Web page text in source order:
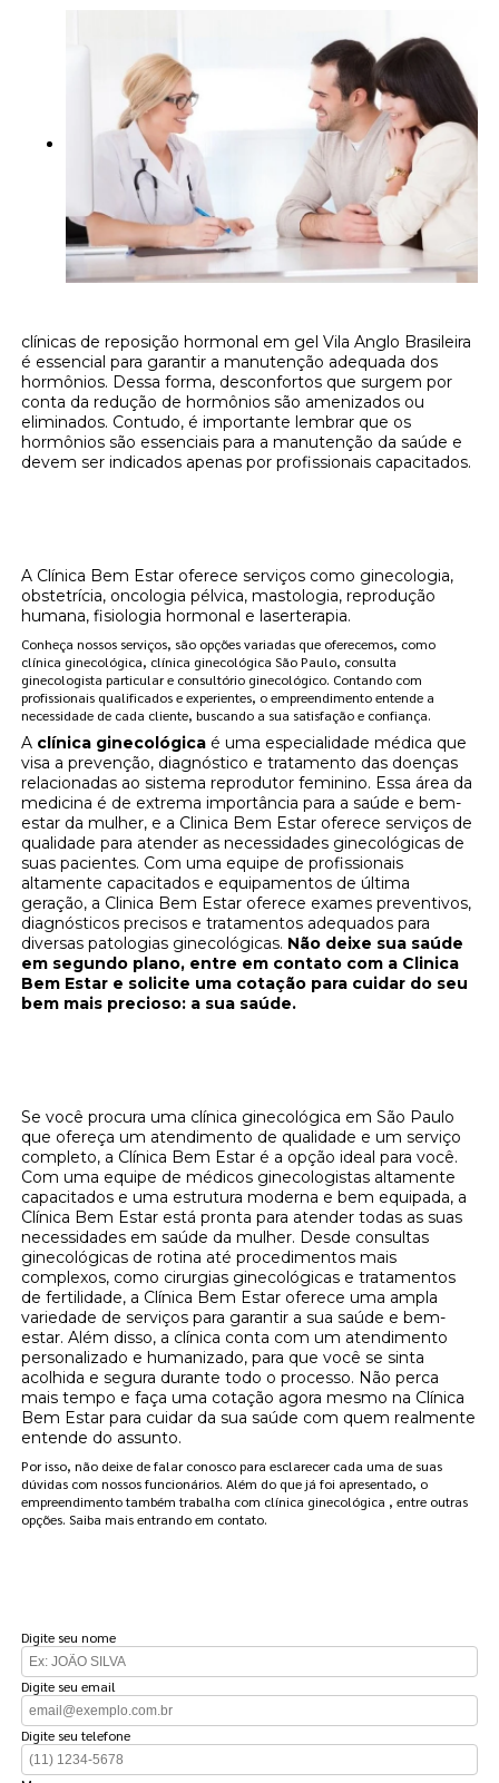
clínicas de reposição hormonal em gel Vila Anglo Brasileira
é essencial para garantir a manutenção adequada dos
hormônios. Dessa forma, desconfortos que surgem por
conta da redução de hormônios são amenizados ou
eliminados. Contudo, é importante lembrar que os
hormônios são essenciais para a manutenção da saúde e
devem ser indicados apenas por profissionais capacitados.
A Clínica Bem Estar oferece serviços como ginecologia,
obstetrícia, oncologia pélvica, mastologia, reprodução
humana, fisiologia hormonal e laserterapia.
Conheça nossos serviços, são opções variadas que oferecemos, como
clínica ginecológica, clínica ginecológica São Paulo, consulta
ginecologista particular e consultório ginecológico. Contando com
profissionais qualificados e experientes, o empreendimento entende a
necessidade de cada cliente, buscando a sua satisfação e confiança.
A clínica ginecológica é uma especialidade médica que
visa a prevenção, diagnóstico e tratamento das doenças
relacionadas ao sistema reprodutor feminino. Essa área da
medicina é de extrema importância para a saúde e bem-
estar da mulher, e a Clinica Bem Estar oferece serviços de
qualidade para atender as necessidades ginecológicas de
suas pacientes. Com uma equipe de profissionais
altamente capacitados e equipamentos de última
geração, a Clinica Bem Estar oferece exames preventivos,
diagnósticos precisos e tratamentos adequados para
diversas patologias ginecológicas. Não deixe sua saúde
em segundo plano, entre em contato com a Clinica
Bem Estar e solicite uma cotação para cuidar do seu
bem mais precioso: a sua saúde.
Se você procura uma clínica ginecológica em São Paulo
que ofereça um atendimento de qualidade e um serviço
completo, a Clínica Bem Estar é a opção ideal para você.
Com uma equipe de médicos ginecologistas altamente
capacitados e uma estrutura moderna e bem equipada, a
Clínica Bem Estar está pronta para atender todas as suas
necessidades em saúde da mulher. Desde consultas
ginecológicas de rotina até procedimentos mais
complexos, como cirurgias ginecológicas e tratamentos
de fertilidade, a Clínica Bem Estar oferece uma ampla
variedade de serviços para garantir a sua saúde e bem-
estar. Além disso, a clínica conta com um atendimento
personalizado e humanizado, para que você se sinta
acolhida e segura durante todo o processo. Não perca
mais tempo e faça uma cotação agora mesmo na Clínica
Bem Estar para cuidar da sua saúde com quem realmente
entende do assunto.
Por isso, não deixe de falar conosco para esclarecer cada uma de suas
dúvidas com nossos funcionários. Além do que já foi apresentado, o
empreendimento também trabalha com clínica ginecológica , entre outras
opções. Saiba mais entrando em contato.
Digite seu nome
Digite seu email
Digite seu telefone